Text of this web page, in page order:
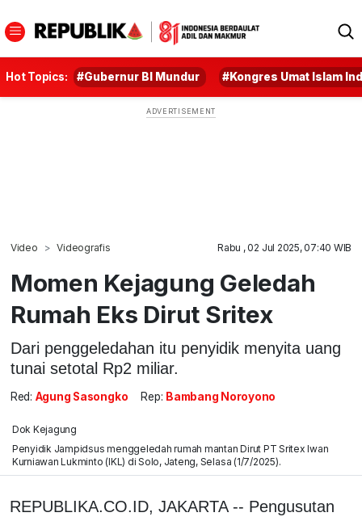
Hot Topics: #Gubernur BI Mundur #Kongres Umat Islam
Video Videografis Rabu , 02 Jul 2025, 07:40 WIB
Momen Kejagung Geledah
Rumah Eks Dirut Sritex
Dari penggeledahan itu penyidik menyita uang
tunai setotal Rp2 miliar.
Red: Agung Sasongko Rep: Bambang Noroyono
Dok Kejagung
Penyidik Jampidsus menggeledah rumah mantan Dirut PT Sritex Iwan
Kurniawan Lukminto (IKL) di Solo, Jateng, Selasa (1/7/2025).
REPUBLIKA.CO.ID, JAKARTA -- Pengusutan